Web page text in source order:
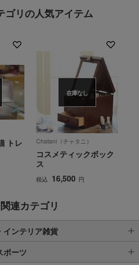
ゴリの人気アイテム
トレ
在庫なし
Chatani（チャタニ）
コスメティックボック
ス
税込 16,500 円
関連カテゴリ
インテリア雑貨
ポーツ